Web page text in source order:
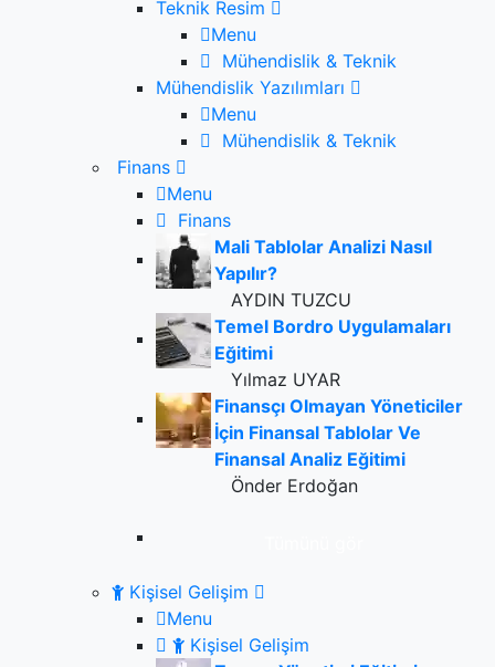
Teknik Resim
Menu
Mühendislik & Teknik
Mühendislik Yazılımları
Menu
Mühendislik & Teknik
Finans
Menu
Finans
Mali Tablolar Analizi Nasıl
Yapılır?
AYDIN TUZCU
Temel Bordro Uygulamaları
Eğitimi
Yılmaz UYAR
Finansçı Olmayan Yöneticiler
İçin Finansal Tablolar Ve
Finansal Analiz Eğitimi
Önder Erdoğan
Kişisel Gelişim
Menu
Kişisel Gelişim